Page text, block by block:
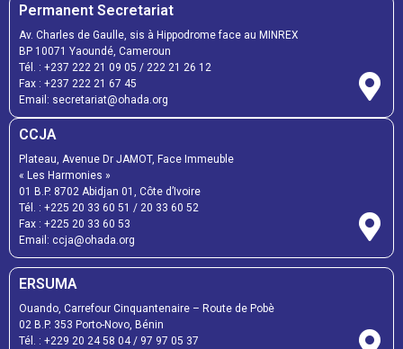
Permanent Secretariat
Av. Charles de Gaulle, sis à Hippodrome face au MINREX
BP 10071 Yaoundé, Cameroun
Tél. : +237 222 21 09 05 / 222 21 26 12
Fax : +237 222 21 67 45
Email: secretariat@ohada.org
CCJA
Plateau, Avenue Dr JAMOT, Face Immeuble
« Les Harmonies »
01 B.P. 8702 Abidjan 01, Côte d’Ivoire
Tél. : +225 20 33 60 51 / 20 33 60 52
Fax : +225 20 33 60 53
Email: ccja@ohada.org
ERSUMA
Ouando, Carrefour Cinquantenaire – Route de Pobè
02 B.P. 353 Porto-Novo, Bénin
Tél. : +229 20 24 58 04/ 97 97 05 37